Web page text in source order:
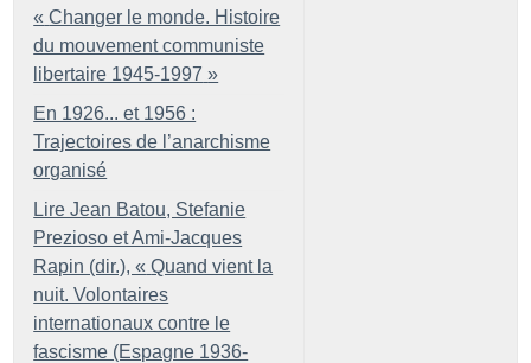
« Changer le monde. Histoire
du mouvement communiste
libertaire 1945-1997 »
En 1926... et 1956 :
Trajectoires de l’anarchisme
organisé
Lire Jean Batou, Stefanie
Prezioso et Ami-Jacques
Rapin (dir.), « Quand vient la
nuit. Volontaires
internationaux contre le
fascisme (Espagne 1936-